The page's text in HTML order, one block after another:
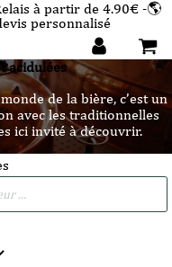
à partir de 4.90€ -🌎
personnalisé
acidulées
de la bière, c’est un
avec les traditionnelles
ici invité à découvrir.